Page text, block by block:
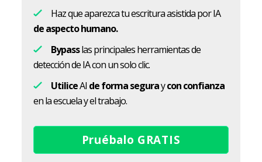
Haz que aparezca tu escritura asistida por IA
de aspecto humano.
Bypasslas principales herramientas de
detección de IA con un solo clic.
UtiliceAI de forma seguraycon confianza
en la escuela y el trabajo.
Pruébalo GRATIS